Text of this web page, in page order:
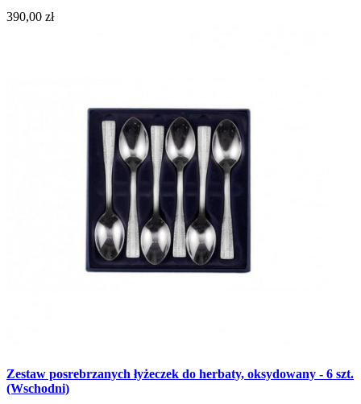
390,00 zł
Zestaw posrebrzanych łyżeczek do herbaty, oksydowany - 6 szt.
(Wschodni)